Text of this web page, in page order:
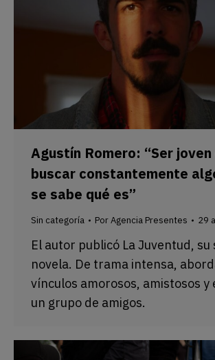
Agustín Romero: “Ser joven
buscar constantemente
se sabe qué es”
Sin categoría PorAgencia Presentes 29
El autor publicó La Juventud, su
novela. De trama intensa,
vínculos amorosos, amistosos y
un grupo de amigos.